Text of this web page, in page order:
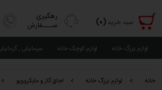
سبد خرید(٠)
رهگیری
ســــفارش
لوازم بزرگ خانه لوازم کوچک خانه سرمایش ,
خانه لوازم بزرگ خانه اجاق گاز و مایکروویو